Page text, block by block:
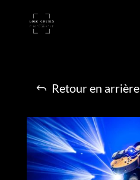
Retour en arrière